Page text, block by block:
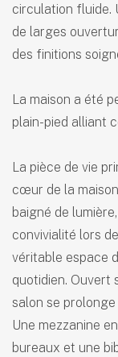
circulation fluide.
de larges
des finitions
La maison a été
plain-pied alliant
La pièce de vie
cœur de la
baigné de
convivialité lors
véritable espace
quotidien. Ouvert
salon se
Une mezzanine
bureaux et une